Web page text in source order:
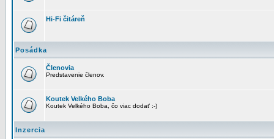
Hi-Fi čitáreň
Posádka
Členovia
Predstavenie členov.
Koutek Velkého Boba
Koutek Velkého Boba, čo viac dodať :-)
Inzercia